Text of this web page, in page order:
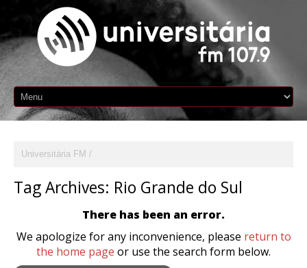
Universitária FM
Tag Archives: Rio Grande do Sul
There has been an error.
We apologize for any inconvenience, please return to
the home page or use the search form below.